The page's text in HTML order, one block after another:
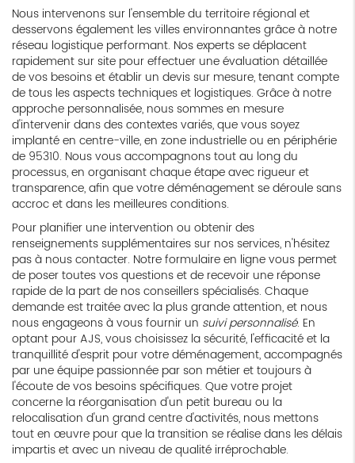
Nous intervenons sur l'ensemble du territoire régional et
desservons également les villes environnantes grâce à notre
réseau logistique performant. Nos experts se déplacent
rapidement sur site pour effectuer une évaluation détaillée
de vos besoins et établir un devis sur mesure, tenant compte
de tous les aspects techniques et logistiques. Grâce à notre
approche personnalisée, nous sommes en mesure
d'intervenir dans des contextes variés, que vous soyez
implanté en centre-ville, en zone industrielle ou en périphérie
de 95310. Nous vous accompagnons tout au long du
processus, en organisant chaque étape avec rigueur et
transparence, afin que votre déménagement se déroule sans
accroc et dans les meilleures conditions.
Pour planifier une intervention ou obtenir des
renseignements supplémentaires sur nos services, n'hésitez
pas à nous contacter. Notre formulaire en ligne vous permet
de poser toutes vos questions et de recevoir une réponse
rapide de la part de nos conseillers spécialisés. Chaque
demande est traitée avec la plus grande attention, et nous
nous engageons à vous fournir un suivi personnalisé. En
optant pour AJS, vous choisissez la sécurité, l'efficacité et la
tranquillité d'esprit pour votre déménagement, accompagnés
par une équipe passionnée par son métier et toujours à
l'écoute de vos besoins spécifiques. Que votre projet
concerne la réorganisation d'un petit bureau ou la
relocalisation d'un grand centre d'activités, nous mettons
tout en œuvre pour que la transition se réalise dans les délais
impartis et avec un niveau de qualité irréprochable.